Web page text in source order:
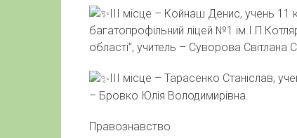
ІІІ місце – Койнаш Денис, учень
багатопрофільний ліцей №1
області”, учитель – Суворова Світлана
ІІІ місце – Тарасенко Станіслав,
– Бровко Юлія Володимирівна.
Правознавство